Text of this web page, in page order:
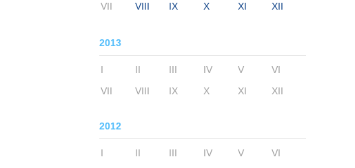
VII VIII IX X XI XII
2013
I II III IV V
VI
VII
VIII IX X XI XII
2012
I II III IV V
VI